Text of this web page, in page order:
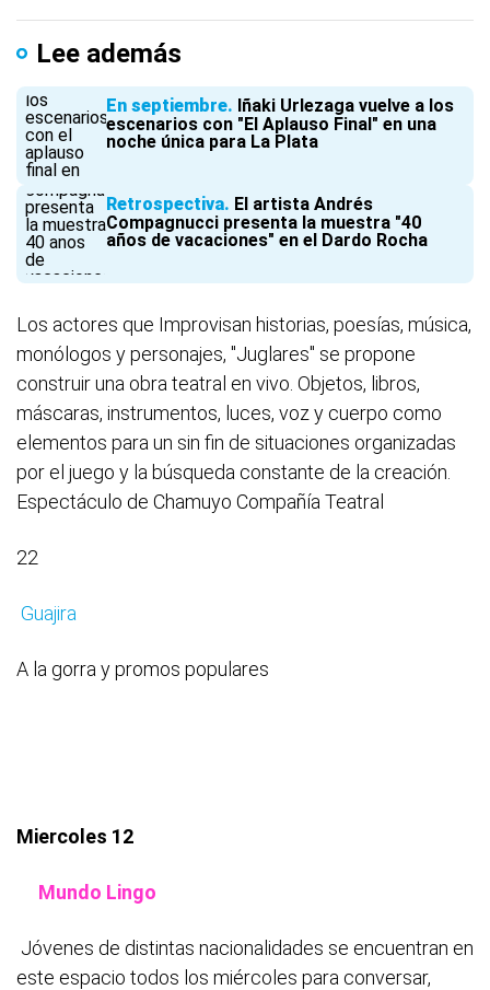
Lee además
En septiembre Iñaki Urlezaga vuelve a los
escenarios con "El Aplauso Final" en una
noche única para La Plata
Retrospectiva El artista Andrés
Compagnucci presenta la muestra "40
años de vacaciones" en el Dardo Rocha
Los actores que Improvisan historias, poesías, música,
monólogos y personajes, "Juglares" se propone
construir una obra teatral en vivo. Objetos, libros,
máscaras, instrumentos, luces, voz y cuerpo como
elementos para un sin fin de situaciones organizadas
por el juego y la búsqueda constante de la creación.
Espectáculo de Chamuyo Compañía Teatral
22
Guajira
A la gorra y promos populares
Miercoles 12
Mundo Lingo
Jóvenes de distintas nacionalidades se encuentran en
este espacio todos los miércoles para conversar,